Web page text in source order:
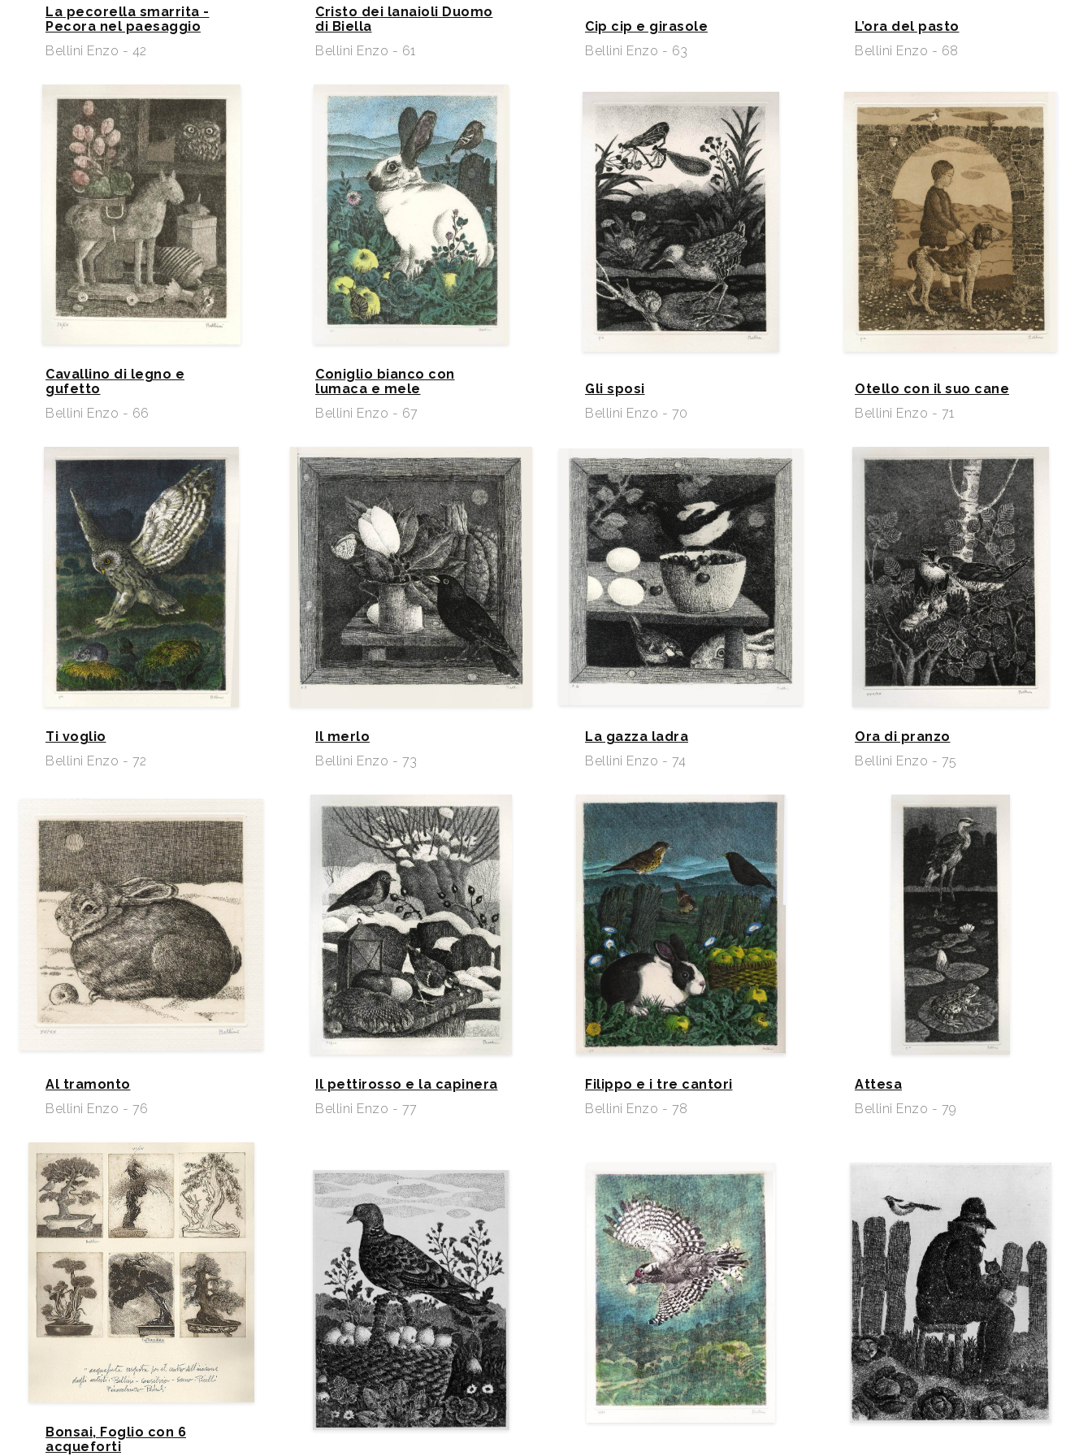
Galleria Santo Stefano. S. Sofia, “Il bosco tra favola e racconto”,
Palazzo Neffetti, patrocinio del Parco foreste casentinesi.
Padova, “Arte Padova 2000”, Galleria S. Stefano. 2001 - Cortina
d’Ampezzo, Hotel Montana. Perugia, Ipso Art Galery. Cesena,
“Percorsi grafici”. Venezia, Galleria Santo Stefano. 2002 -
Sassari, Denti & Denti Galleria d’arte + Mestieri. Cuneo, Bottega
d’arte Botto di Hariet Neilson. Susa, Centro artistico Culturale
del Ponte. Cosenza, Centro d’arte La Bussola. Cortina
d’Ampezzo, Hotel Montana. Mantova, Arianna Sartori Arte.
2003 - Roma, Galleria Vittoria. Varese, Armanti Arte. Bassano
del Grappa, Incontri Scrimin Arte. Marano, “Mostra d’arte Città e
Campagna”, Galleria del Borgo. 2004 - Rumson N.J. (USA),
Beaugard Fine Art. 2005 - Soncino, Casa degli stampatori
ebrei. 2006 - Forlì, Galleria Vecchia Filanda. 2007 - Magazzini
del Sale, Cervia. 2008 - Ponte Ronca di Zola Predona (BO), Ca’
la Ghironda. Mantova, Galleria Arianna Sartori Arte. 2009 -
Sue notizie bio-bibliografiche sono inserite nel
Dizionario d’Arte Sartori.
Sito internet:www.dizionariodartesartori.it
La pecorella smarrita -
Pecora nel paesaggio
Bellini Enzo - 42
Cristo dei lanaioli Duomo
di Biella
Bellini Enzo - 61
Cip cip e girasole
Bellini Enzo - 63
L’ora del pasto
Bellini Enzo - 68
Cavallino di legno e
gufetto
Bellini Enzo - 66
Coniglio bianco con
lumaca e mele
Bellini Enzo - 67
Gli sposi
Bellini Enzo - 70
Otello con il suo cane
Bellini Enzo - 71
Ti voglio
Bellini Enzo - 72
Il merlo
Bellini Enzo - 73
La gazza ladra
Bellini Enzo - 74
Ora di pranzo
Bellini Enzo - 75
Al tramonto
Bellini Enzo - 76
Il pettirosso e la capinera
Bellini Enzo - 77
Filippo e i tre cantori
Bellini Enzo - 78
Attesa
Bellini Enzo - 79
Bonsai, Foglio con 6
acqueforti